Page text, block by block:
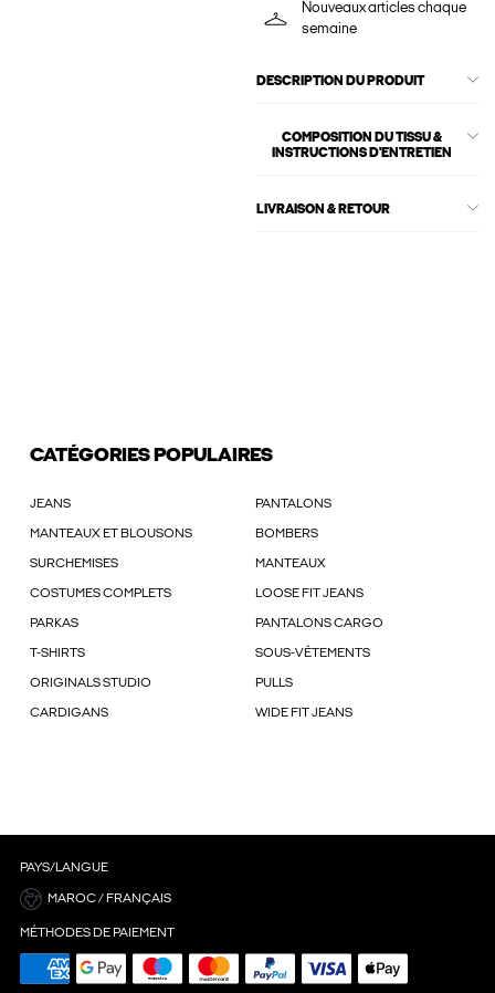
Nouveaux articles chaque
semaine
DESCRIPTION DU PRODUIT
COMPOSITION DU TISSU &
INSTRUCTIONS D'ENTRETIEN
LIVRAISON & RETOUR
CATÉGORIES POPULAIRES
JEANS PANTALONS
MANTEAUX ET BLOUSONS BOMBERS
SURCHEMISES MANTEAUX
COSTUMES COMPLETS LOOSE FIT JEANS
PARKAS PANTALONS CARGO
T-SHIRTS SOUS-VÊTEMENTS
ORIGINALS STUDIO PULLS
CARDIGANS WIDE FIT JEANS
PAYS/LANGUE
MAROC / FRANÇAIS
MÉTHODES DE PAIEMENT